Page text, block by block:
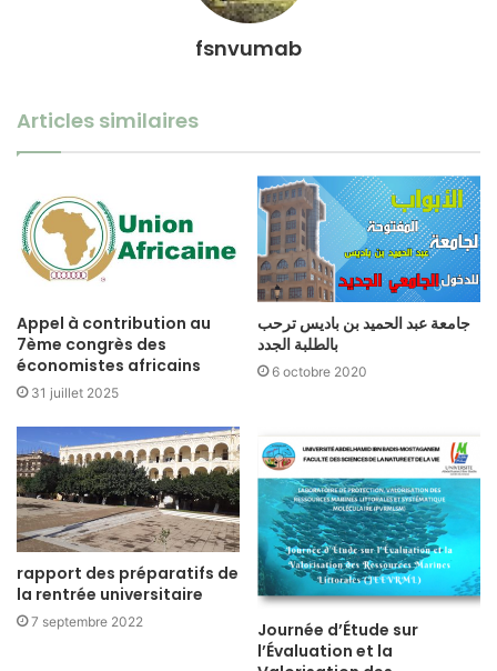
fsnvumab
Articles similaires
Appel à contribution au
7ème congrès des
économistes africains
31 juillet 2025
جامعة عبد الحميد بن باديس ترحب
بالطلبة الجدد
6 octobre 2020
rapport des préparatifs de
la rentrée universitaire
7 septembre 2022
Journée d’Étude sur
l’Évaluation et la